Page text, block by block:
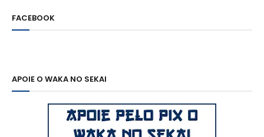
FACEBOOK
APOIE O WAKA NO SEKAI